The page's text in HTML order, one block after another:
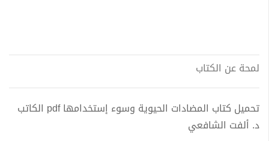
لمحة عن الكتاب
تحميل كتاب المضادات الحيوية وسوء إستخدامها pdf الكاتب
د. ألفت الشافعي